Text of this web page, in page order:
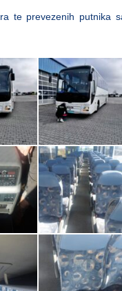
te prevezenih putnika